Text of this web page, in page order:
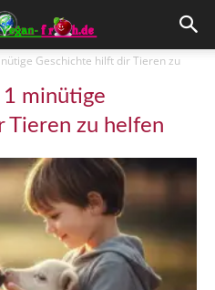
Geschichte hilft dir Tieren zu
minütige
Tieren zu helfen